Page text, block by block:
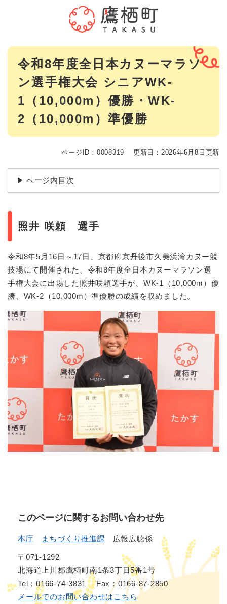
メニューを飛ばして本文へ
本
令和8年度全日本カヌーマラソ
ン選手権大会 シニアWK-
1（10,000m）優勝・WK-
2（10,000m）準優勝
ページID：0008319 更新日：2026年6月8日更新
ページ内目次
照井 咲頼 選手
令和8年5月16日～17日、京都府京丹後市久美浜湾カヌー競
技場にて開催された、令和8年度全日本カヌーマラソン選
手権大会に出場した照井咲頼選手が、WK-1（10,000m）優
勝、WK-2（10,000m）準優勝の成績を収めました。
このページに関するお問い合わせ先
本庁 まちづくり推進課 広報広聴係
〒071-1292
北海道上川郡鷹栖町南1条3丁目5番1号
Tel：0166-74-3831
Fax：0166-87-2850
メールでのお問い合わせはこちら